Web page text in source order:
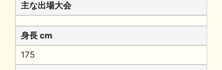
主な出場大会
身長 cm
175